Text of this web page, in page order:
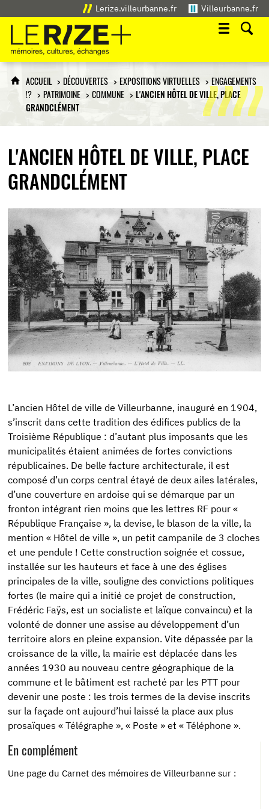
Lerize.villeurbanne.fr Villeurbanne.fr
Le Rize+
mémoires, cultures, échanges
ACCUEIL DÉCOUVERTES EXPOSITIONS VIRTUELLES
ENGAGEMENTS
!?
PATRIMOINE COMMUNE
L'ANCIEN HÔTEL DE VILLE, PLACE
GRANDCLÉMENT
L'ANCIEN HÔTEL DE VILLE, PLACE
GRANDCLÉMENT
L’ancien Hôtel de ville de Villeurbanne, inauguré en 1904,
s’inscrit dans cette tradition des édifices publics de la
Troisième République : d’autant plus imposants que les
municipalités étaient animées de fortes convictions
républicaines. De belle facture architecturale, il est
composé d’un corps central étayé de deux ailes latérales,
d’une couverture en ardoise qui se démarque par un
fronton intégrant rien moins que les lettres RF pour «
République Française », la devise, le blason de la ville, la
mention « Hôtel de ville », un petit campanile de 3 cloches
et une pendule ! Cette construction soignée et cossue,
installée sur les hauteurs et face à une des églises
principales de la ville, souligne des convictions politiques
fortes (le maire qui a initié ce projet de construction,
Frédéric Faÿs, est un socialiste et laïque convaincu) et la
volonté de donner une assise au développement d’un
territoire alors en pleine expansion. Vite dépassée par la
croissance de la ville, la mairie est déplacée dans les
années 1930 au nouveau centre géographique de la
commune et le bâtiment est racheté par les PTT pour
devenir une poste : les trois termes de la devise inscrits
sur la façade ont aujourd’hui laissé la place aux plus
prosaïques « Télégraphe », « Poste » et « Téléphone ».
En complément
Une page du Carnet des mémoires de Villeurbanne sur :